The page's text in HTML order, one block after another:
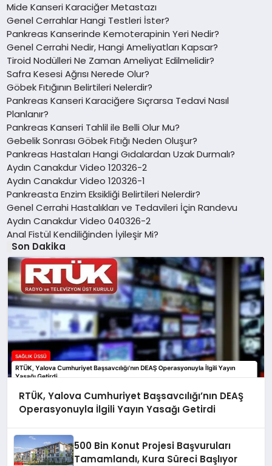
Mide Kanseri Karaciğer Metastazı
Genel Cerrahlar Hangi Testleri İster?
Pankreas Kanserinde Kemoterapinin Yeri Nedir?
Genel Cerrahi Nedir, Hangi Ameliyatları Kapsar?
Tiroid Nodülleri Ne Zaman Ameliyat Edilmelidir?
Safra Kesesi Ağrısı Nerede Olur?
Göbek Fıtığının Belirtileri Nelerdir?
Pankreas Kanseri Karaciğere Sıçrarsa Tedavi Nasıl
Planlanır?
Pankreas Kanseri Tahlil ile Belli Olur Mu?
Gebelik Sonrası Göbek Fıtığı Neden Oluşur?
Pankreas Hastaları Hangi Gıdalardan Uzak Durmalı?
Aydın Canakdur Video 120326-2
Aydın Canakdur Video 120326-1
Pankreasta Enzim Eksikliği Belirtileri Nelerdir?
Genel Cerrahi Hastalıkları ve Tedavileri İçin Randevu
Aydın Canakdur Video 040326-2
Anal Fistül Kendiliğinden İyileşir Mi?
Son Dakika
RTÜK, Yalova Cumhuriyet Başsavcılığı’nın DEAŞ
Operasyonuyla İlgili Yayın Yasağı Getirdi
500 Bin Konut Projesi Başvuruları
Tamamlandı, Kura Süreci Başlıyor